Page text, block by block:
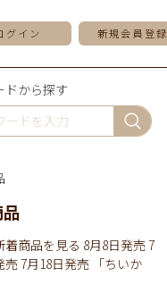
グイン 新規会員登録
ドから探す
着商品を見る 8月8日発売7
売7月18日発売 「ちいか